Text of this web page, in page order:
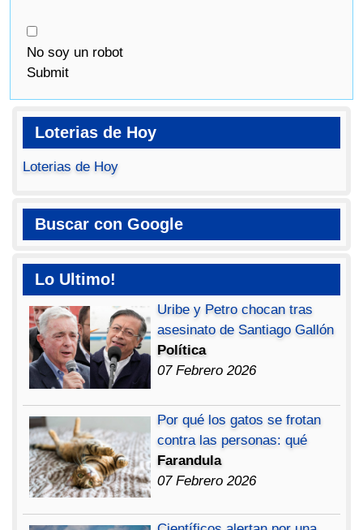
No soy un robot
Submit
Loterias de Hoy
Loterias de Hoy
Buscar con Google
Lo Ultimo!
Uribe y Petro chocan tras
asesinato de Santiago Gallón
Política
07 Febrero 2026
Por qué los gatos se frotan
contra las personas: qué
Farandula
07 Febrero 2026